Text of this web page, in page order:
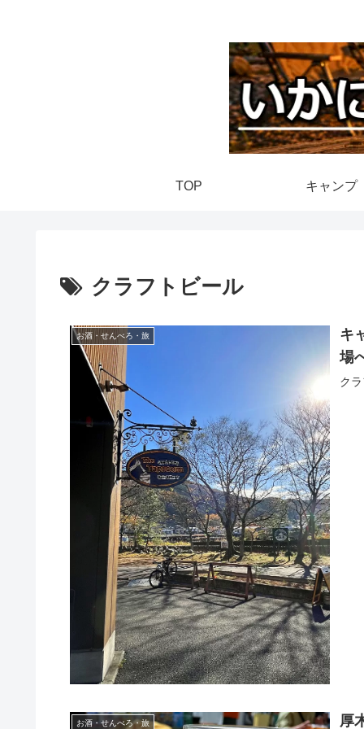
TOP キャンプ
クラフトビール
お酒・せんべろ・旅
キ
場
ク
お酒・せんべろ・旅 厚